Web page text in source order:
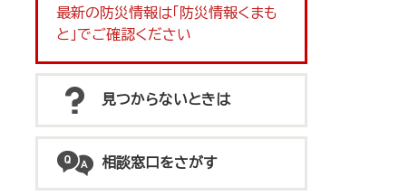
最新の防災情報は「防災情報くまも
と」でご確認ください
見つからないときは
相談窓口をさがす